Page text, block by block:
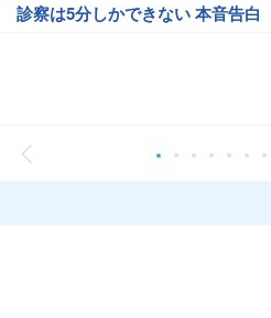
診察は5分しかできない 本音告白